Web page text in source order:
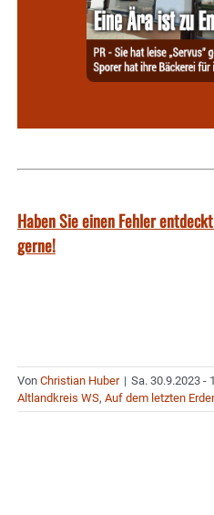
Haben Sie einen Fehler
gerne!
Von Christian Huber | Sa. 30.9.2023 -
Altlandkreis WS, Auf dem letzten